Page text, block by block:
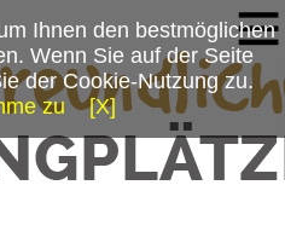
Ihnen den bestmöglichen
Wenn Sie auf der Seite
der Cookie-Nutzung zu.
zu
[X]